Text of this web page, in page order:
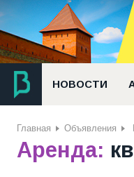
НОВОСТИ
Главная Объявления
Аренда: